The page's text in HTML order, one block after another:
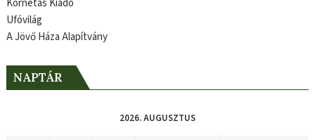
Kornétás Kiadó
Ufóvilág
A Jövő Háza Alapítvány
NAPTÁR
2026. AUGUSZTUS